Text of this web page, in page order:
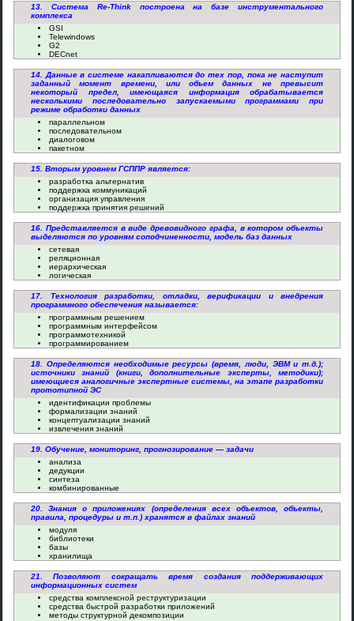
13. Система Re-Think построена на базе инструментального
комплекса
GSI
Telewindows
G2
DECnet
14. Данные в системе накапливаются до тех пор, пока не наступит
заданный момент времени, или объем данных не превысит
некоторый предел, имеющаяся информация обрабатывается
несколькими последовательно запускаемыми программами при
режиме обработки данных
параллельном
последовательном
диалоговом
пакетном
15. Вторым уровнем ГСППР является:
разработка альтернатив
поддержка коммуникаций
организация управления
поддержка принятия решений
16. Представляется в виде древовидного графа, в котором объекты
выделяются по уровням соподчиненности, модель баз данных
сетевая
реляционная
иерархическая
логическая
17. Технология разработки, отладки, верификации и внедрения
программного обеспечения называется:
программным решением
программным интерфейсом
программотехникой
программированием
18. Определяются необходимые ресурсы (время, люди, ЭВМ и т.д.);
источники знаний (книги, дополнительные эксперты, методики);
имеющиеся аналогичные экспертные системы, на этапе разработки
прототипной ЭС
идентификации проблемы
формализации знаний
концептуализации знаний
извлечения знаний
19. Обучение, мониторинг, прогнозирование — задачи
анализа
дедукции
синтеза
комбинированные
20. Знания о приложениях (определения всех объектов, объекты,
правила, процедуры и т.п.) хранятся в файлах знаний
модуля
библиотеки
базы
хранилища
21. Позволяют сокращать время создания поддерживающих
информационных систем
средства комплексной реструктуризации
средства быстрой разработки приложений
методы структурной декомпозиции